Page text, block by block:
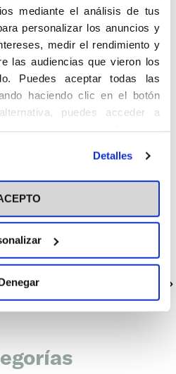
mediante el análisis de tus
personalizar los anuncios y
medir el rendimiento y
las audiencias que vieron los
Puedes aceptar todas las
haciendo clic en el botón
puedes acceder a
y cambiar tus preferencias
Para más información puedes
Cookies
Detalles
hoy en día –«parten de la
colonizado por las instituciones,
y que ha de ser liberado»,
los avances revolucionarios
como lo que es: una